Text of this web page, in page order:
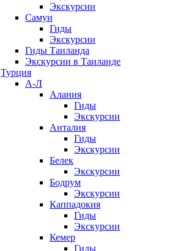
Экскурсии
Самуи
Гиды
Экскурсии
Гиды Таиланда
Экскурсии в Таиланде
Турция
А-Л
Алания
Гиды
Экскурсии
Анталия
Гиды
Экскурсии
Белек
Экскурсии
Бодрум
Экскурсии
Каппадокия
Гиды
Экскурсии
Кемер
Гиды